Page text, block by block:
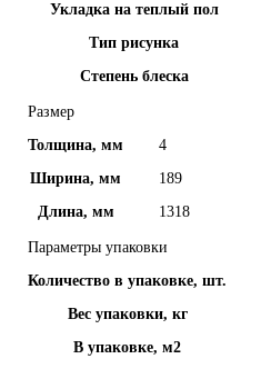
Укладка на теплый пол
Тип рисунка
Степень блеска
Размер
Толщина, мм
4
Ширина, мм
189
Длина, мм
1318
Параметры упаковки
Количество в упаковке, шт.
Вес упаковки, кг
В упаковке, м2